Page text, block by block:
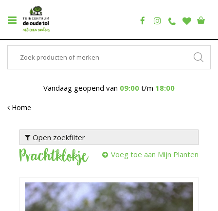
Vandaag geopend van 09:00 t/m 18:00
Home
Open zoekfilter
Prachtklokje Voeg toe aan Mijn Planten